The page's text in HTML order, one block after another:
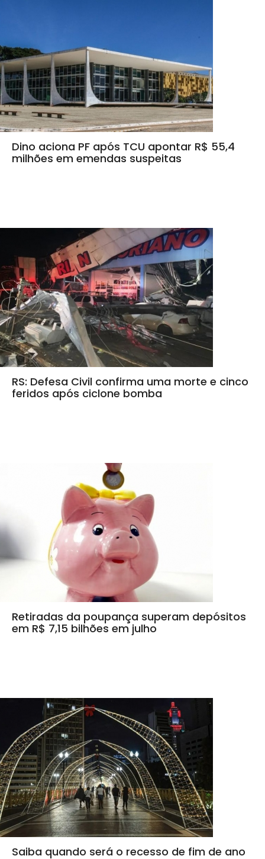
Dino aciona PF após TCU apontar R$ 55,4
milhões em emendas suspeitas
RS: Defesa Civil confirma uma morte e cinco
feridos após ciclone bomba
Retiradas da poupança superam depósitos
em R$ 7,15 bilhões em julho
Saiba quando será o recesso de fim de ano